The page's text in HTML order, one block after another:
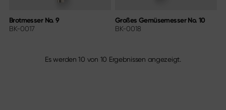
Brotmesser No. 9
BK-0017
Großes Gemüsemesser No. 10
BK-0018
Es werden10 von 10 Ergebnissen angezeigt.